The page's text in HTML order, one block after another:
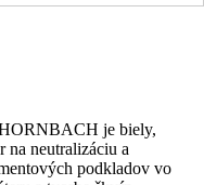
HORNBACH je biely,
na neutralizáciu a
podkladov vo